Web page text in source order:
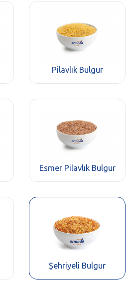
Pilavlık Bulgur
Esmer Pilavlık Bulgur
Şehriyeli Bulgur